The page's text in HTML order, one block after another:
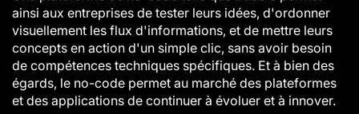
ainsi aux entreprises de tester leurs idées, d'ordonner
visuellement les flux d'informations, et de mettre leurs
concepts en action d'un simple clic, sans avoir besoin
de compétences techniques spécifiques. Et à bien des
égards, le no-code permet au marché des plateformes
et des applications de continuer à évoluer et à innover.